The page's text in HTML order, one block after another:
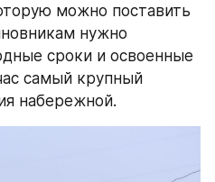
можно поставить
нужно
сроки и освоенные
самый крупный
набережной.